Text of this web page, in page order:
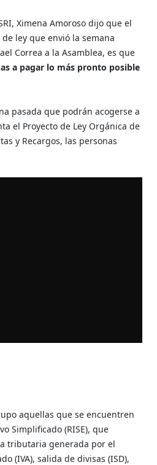
Ximena Amoroso dijo que el
ley que envió la semana
Correa a la Asamblea, es que
a pagar lo más pronto posible
pasada que podrán acogerse a
el Proyecto de Ley Orgánica de
y Recargos, las personas
aquellas que se encuentren
Simplificado (RISE), que
tributaria generada por el
(IVA), salida de divisas (ISD),